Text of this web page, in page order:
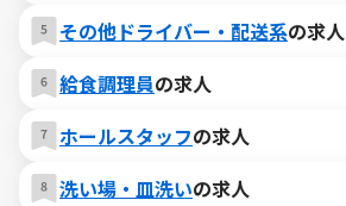
その他ドライバー・配送系の求人
給食調理員の求人
ホールスタッフの求人
洗い場・皿洗いの求人